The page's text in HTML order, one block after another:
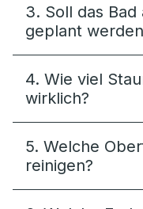
3. Soll das
geplant
4. Wie viel
wirklich?
5. Welche
reinigen?